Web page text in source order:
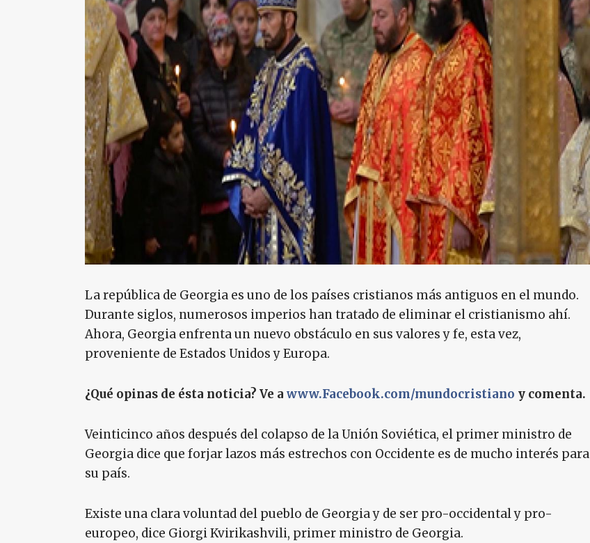
La república de Georgia es uno de los países cristianos más antiguos en el mundo.
Durante siglos, numerosos imperios han tratado de eliminar el cristianismo ahí.
Ahora, Georgia enfrenta un nuevo obstáculo en sus valores y fe, esta vez,
proveniente de Estados Unidos y Europa.
¿Qué opinas de ésta noticia? Ve a www.Facebook.com/mundocristiano y comenta.
Veinticinco años después del colapso de la Unión Soviética, el primer ministro de
Georgia dice que forjar lazos más estrechos con Occidente es de mucho interés para
su país.
Existe una clara voluntad del pueblo de Georgia y de ser pro-occidental y pro-
europeo, dice Giorgi Kvirikashvili, primer ministro de Georgia.